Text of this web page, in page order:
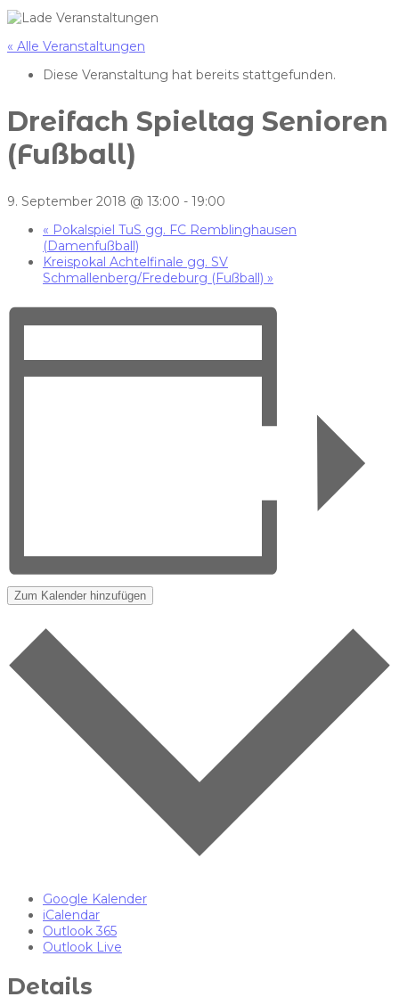
« Alle Veranstaltungen
Diese Veranstaltung hat bereits stattgefunden.
Dreifach Spieltag Senioren
(Fußball)
9. September 2018 @ 13:00 - 19:00
« Pokalspiel TuS gg. FC Remblinghausen
(Damenfußball)
Kreispokal Achtelfinale gg. SV
Schmallenberg/Fredeburg (Fußball) »
Zum Kalender hinzufügen
Google Kalender
iCalendar
Outlook 365
Outlook Live
Details